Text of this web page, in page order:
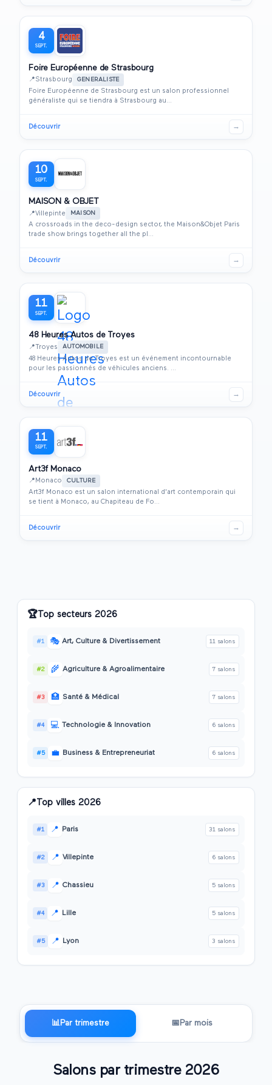
4
SEPT.
Foire Européenne de Strasbourg
📍Strasbourg GENERALISTE
Foire Européenne de Strasbourg est un salon professionnel
généraliste qui se tiendra à Strasbourg au...
Découvrir →
10
SEPT.
MAISON & OBJET
📍Villepinte MAISON
A crossroads in the deco-design sector, the Maison&Objet Paris
trade show brings together all the pl...
Découvrir →
11
SEPT.
48 Heures Autos de Troyes
📍Troyes AUTOMOBILE
48 Heures Autos de Troyes est un événement incontournable
pour les passionnés de véhicules anciens. ...
Découvrir →
11
SEPT.
Art3f Monaco
📍 Monaco CULTURE
Art3f Monaco est un salon international d'art contemporain qui
se tient à Monaco, au Chapiteau de Fo...
Découvrir →
🏆 Top secteurs 2026
#1 🎭 Art, Culture & Divertissement 11 salon s
#2 🌾 Agriculture & Agroalimentaire 7 salon s
#3 🏥 Santé & Médical 7 salon s
#4 💻 Technologie & Innovation 6 salon s
#5 💼 Business & Entrepreneuriat 6 salon s
📍 Top villes 2026
#1 📍 Paris 31 salon s
#2 📍 Villepinte 6 salon s
#3 📍 Chassieu 5 salon s
#4 📍 Lille 5 salon s
#5 📍 Lyon 3 salon s
📊Par trimestre 📅 Par mois
Salons par trimestre 2026